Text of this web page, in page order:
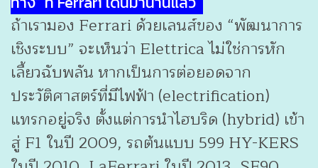
ถ้าเรามอง Ferrari ด้วยเลนส์ของ “พัฒนาการ
เชิงระบบ” จะเห็นว่า Elettrica ไม่ใช่การหัก
เลี้ยวฉับพลัน หากเป็นการต่อยอดจาก
ประวัติศาสตร์ที่มีไฟฟ้า (electrification)
แทรกอยู่จริง ตั้งแต่การนำไฮบริด (hybrid) เข้า
สู่ F1 ในปี 2009, รถต้นแบบ 599 HY-KERS